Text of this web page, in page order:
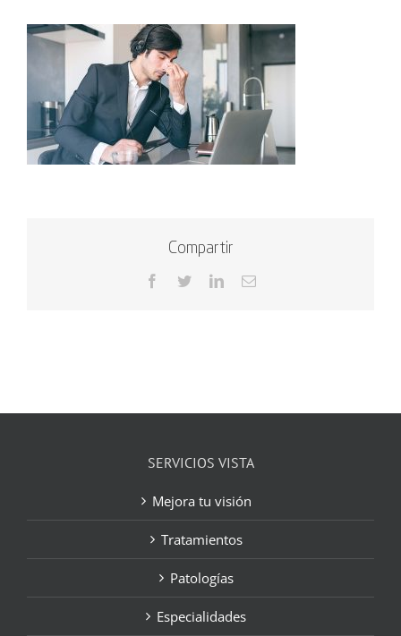
Compartir
Facebook
TwitterLinkedInCorreo
SERVICIOS VISTA
Mejora tu visión
Tratamientos
Patologías
Especialidades